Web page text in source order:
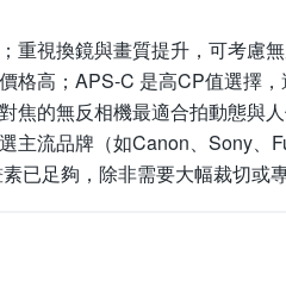
重視換鏡與畫質提升，可考慮無
格高；APS-C 是高CP值選擇，
焦的無反相機最適合拍動態與人
主流品牌（如Canon、Sony、
已足夠，除非需要大幅裁切或